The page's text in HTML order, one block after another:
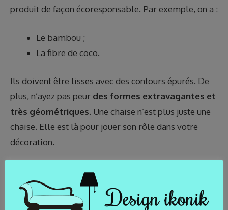
produit de façon écoresponsable. Par exemple, on a :
Le bambou ;
La fibre de coco.
Ils doivent être lisses avec des contours épurés. De
plus, n’ayez pas peur des formes extravagantes et
très géométriques. Une chaise n’est plus juste une
chaise. Elle est là pour jouer son rôle dans votre
décoration.
Les petits ajouts et les finitions
pour une déco d’intérieur